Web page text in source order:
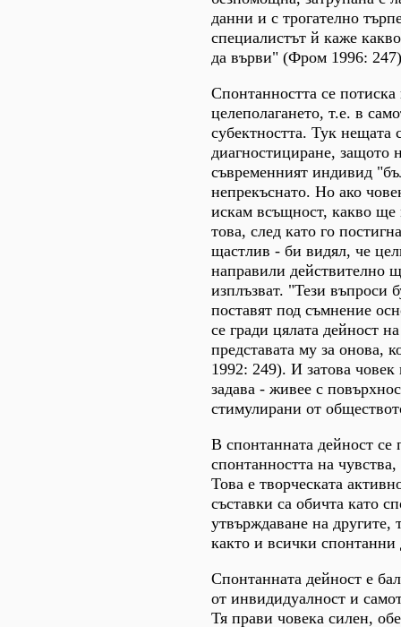
данни и с трогателно
специалистът й каже
да върви" (Фром 1996:
Спонтанността се
целеполагането, т.е. в
субектността. Тук
диагностициране, защото
съвременният индивид
непрекъснато. Но ако
искам всъщност, какво ще
това, след като го
щастлив - би видял, че
направили действително
изплъзват. "Тези въпроси
поставят под съмнение
се гради цялата дейност
представата му за онова,
1992: 249). И затова човек
задава - живее с
стимулирани от
В спонтанната дейност се
спонтанността на
Това е творческата
съставки са обичта като
утвърждаване на другите,
както и всички спонтанни
Спонтанната дейност е
от инвидидуалност и
Тя прави човека силен,